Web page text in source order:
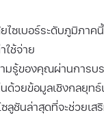
ไซเบอร์ระดับภูมิภ
ใช้จ่าย
มรู้ของคุณผ่านการบ
วยข้อมูลเชิงกลยุทธ์
ซลูชันล่าสุดที่จะช่วย